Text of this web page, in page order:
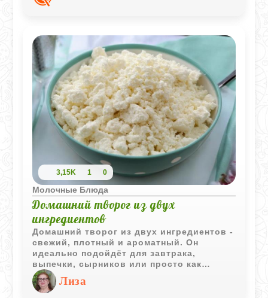
3,15K 1 0
Молочные Блюда
Домашний творог из двух
ингредиентов
Домашний творог из двух ингредиентов -
свежий, плотный и ароматный. Он
идеально подойдёт для завтрака,
выпечки, сырников или просто как
самостоятельное блюдо с ложечкой
мёда, ягодами или орехами.
Лиза